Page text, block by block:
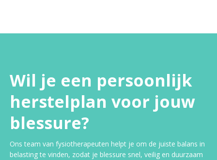
Wil je een persoonlijk
herstelplan voor jouw
blessure?
Ons team van fysiotherapeuten helpt je om de juiste balans in
belasting te vinden, zodat je blessure snel, veilig en duurzaam